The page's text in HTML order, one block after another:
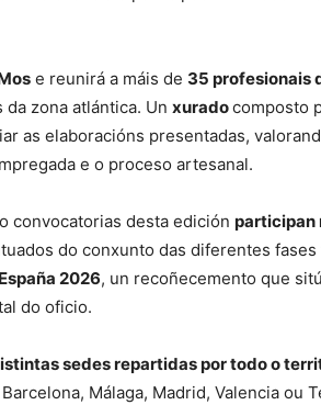
e reunirá a máis de 35 profesionais
zona atlántica. Un xuradocomposto
as elaboracións presentadas,
e o proceso artesanal.
convocatorias desta edición participan
do conxunto das diferentes
2026, un recoñecemento que
do oficio.
sedes repartidas por todo o
Málaga, Madrid, Valencia ou